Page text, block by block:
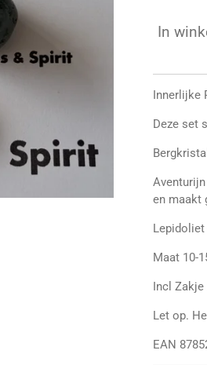
In
Innerlijke
Deze set
en maakt
Lepidoliet
Maat 10-
Incl
Let op.
EAN